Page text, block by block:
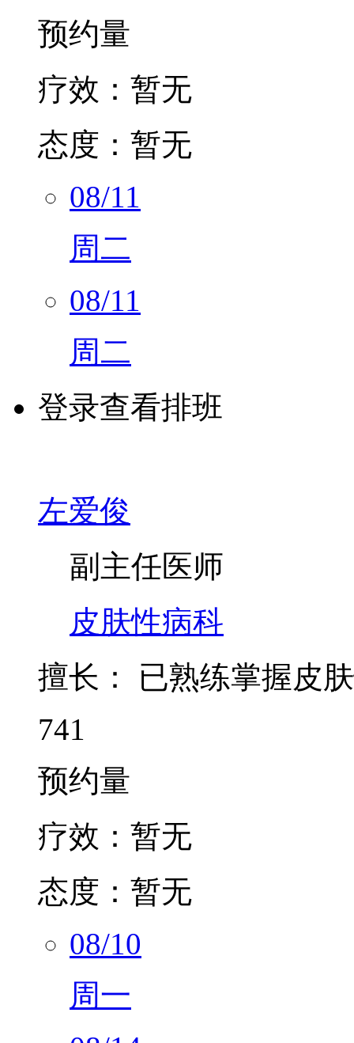
预约量
疗效： 暂无
态度： 暂无
08/11
周二
08/11
周二
登录查看排班
左爱俊
副主任医师
皮肤性病科
擅长：
已熟练掌握皮
741
预约量
疗效： 暂无
态度： 暂无
08/10
周一